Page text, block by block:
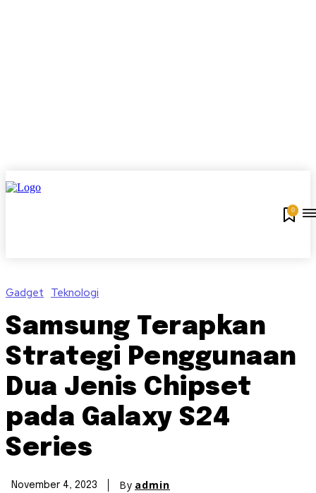
0
Gadget Teknologi
Samsung Terapkan
Strategi Penggunaan
Dua Jenis Chipset
pada Galaxy S24
Series
November 4, 2023 By admin